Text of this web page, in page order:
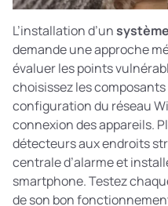
L’installation d’un
demande une approche
évaluer les points
choisissez les composants
configuration du réseau
connexion des appareils.
détecteurs aux endroits
centrale d’alarme et
smartphone. Testez
de son bon